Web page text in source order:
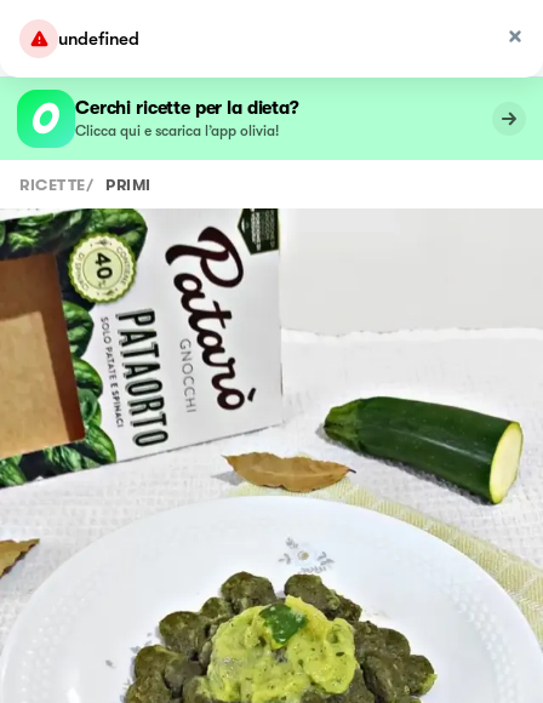
undefined
Cerchi ricette per la dieta?
Clicca qui e scarica l’app olivia!
RICETTE/ PRIMI